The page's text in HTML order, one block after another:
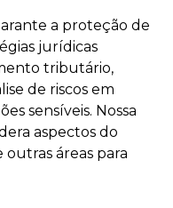
a proteção de
jurídicas
tributário,
de riscos em
sensíveis. Nossa
aspectos do
áreas para